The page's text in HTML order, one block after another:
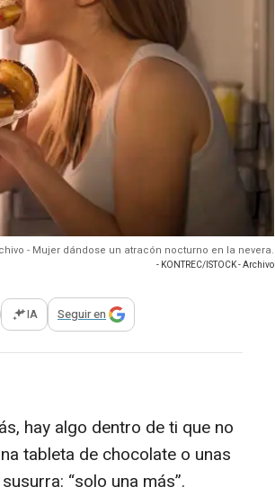
- Mujer dándose un atracón nocturno en la nevera.
- KONTREC/ISTOCK - Archivo
opciones para compartir
IA Seguir en
hay algo dentro de ti que no
tableta de chocolate o unas
“solo una más”.